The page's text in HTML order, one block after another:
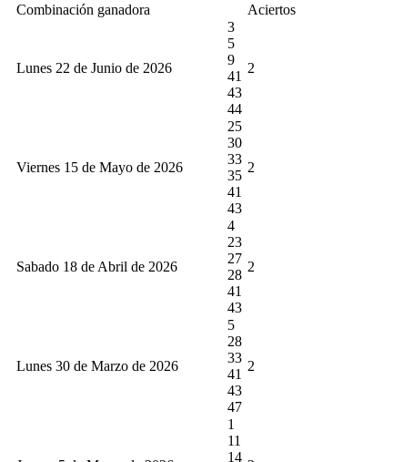
Combinación ganadora Aciertos
Lunes 22 de Junio de 2026
3
5
9
41
43
44
2
Viernes 15 de Mayo de 2026
25
30
33
35
41
43
2
Sabado 18 de Abril de 2026
4
23
27
28
41
43
2
Lunes 30 de Marzo de 2026
5
28
33
41
43
47
2
1
11
14